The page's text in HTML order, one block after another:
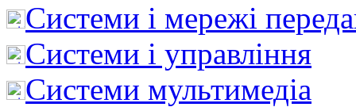
Системи і мережі
Системи і управління
Системи мультимедіа